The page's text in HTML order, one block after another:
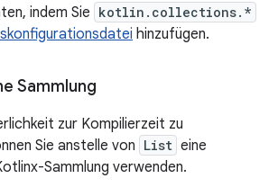
indem Sie kotlin.collections.*
hinzufügen.
Sammlung
zur Kompilierzeit zu
Sie anstelle von List eine
Sammlung verwenden.